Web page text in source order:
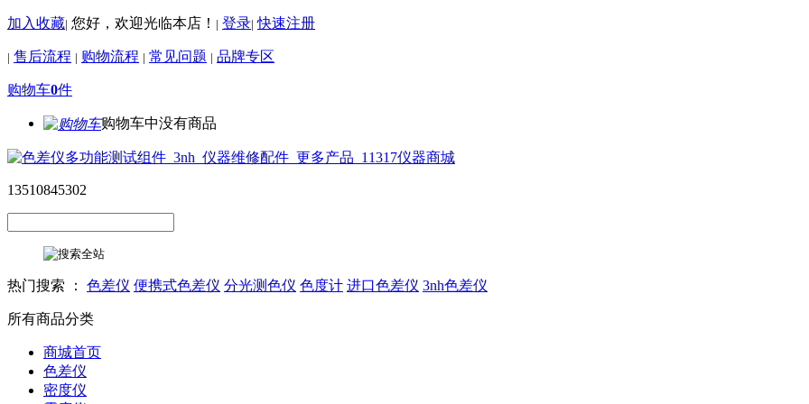
加入收藏| 您好，欢迎光临本店！ | 登录| 快速注册
| 售后流程 | 购物流程 | 常见问题 | 品牌专区
购物车0件
购物车中没有商品
13510845302
热门搜索 ： 色差仪 便携式色差仪 分光测色仪 色度计 进口色差仪 3nh色差仪
所有商品分类
商城首页
色差仪
密度仪